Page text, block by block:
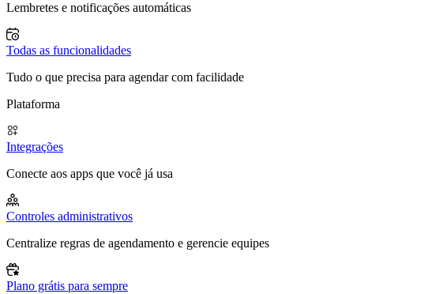
Lembretes e notificações automáticas
Todas as funcionalidades
Tudo o que precisa para agendar com facilidade
Plataforma
Integrações
Conecte aos apps que você já usa
Controles administrativos
Centralize regras de agendamento e gerencie equipes
Plano grátis para sempre